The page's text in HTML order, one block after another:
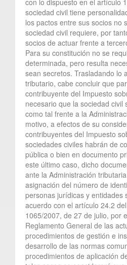
sociedad civil tiene
los pactos entre sus socios no
sociedad civil requiere, por
socios de actuar frente a
Para su constitución no se
determinada, pero resulta
sean secretos. Trasladando lo
tributario, cabe concluir que
contribuyente del Impuesto
necesario que la sociedad civil
como tal frente a la
motivo, a efectos de su
contribuyentes del Impuesto
sociedades civiles habrán de
pública o bien en documento
este último caso, dicho
ante la Administración
asignación del número de
personas jurídicas y entidades
acuerdo con el artículo 24.2
1065/2007, de 27 de julio, por
Reglamento General de las
procedimientos de gestión e
desarrollo de las normas
procedimientos de aplicación